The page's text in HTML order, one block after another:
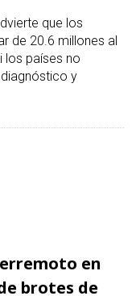
que los
de 20.6 millones al
los países no
y
en
brotes de